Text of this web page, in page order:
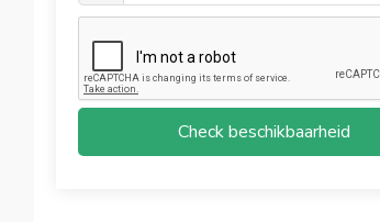
Check beschikbaarheid